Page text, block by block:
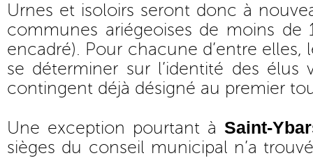
Urnes et isoloirs seront donc à
communes ariégeoises de moins de
encadré). Pour chacune d’entre elles,
se déterminer sur l’identité des élus
contingent déjà désigné au premier
Une exception pourtant à Saint-
sièges du conseil municipal n’a